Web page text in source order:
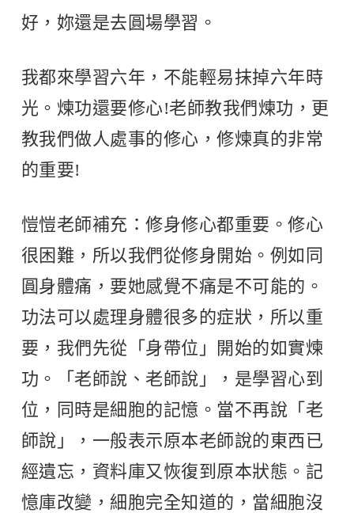
好，妳還是去圓場學習。
我都來學習六年，不能輕易抹掉六年時
光。煉功還要修心!老師教我們煉功，更
教我們做人處事的修心，修煉真的非常
的重要!
愷愷老師補充：修身修心都重要。修心
很困難，所以我們從修身開始。例如同
圓身體痛，要她感覺不痛是不可能的。
功法可以處理身體很多的症狀，所以重
要，我們先從「身帶位」開始的如實煉
功。「老師說、老師說」，是學習心到
位，同時是細胞的記憶。當不再說「老
師說」，一般表示原本老師說的東西已
經遺忘，資料庫又恢復到原本狀態。記
憶庫改變，細胞完全知道的，當細胞沒